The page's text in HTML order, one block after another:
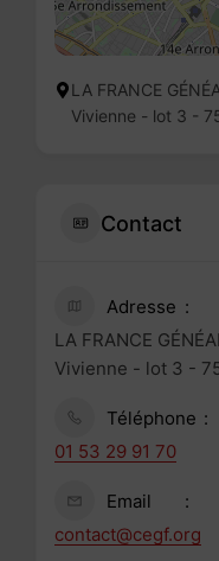
LA FRANCE
Vivienne - lot 3 -
Contact
Adresse
LA FRANCE
Vivienne - lot 3 -
Téléphone
01 53 29 91 70
Email
contact@cegf.org